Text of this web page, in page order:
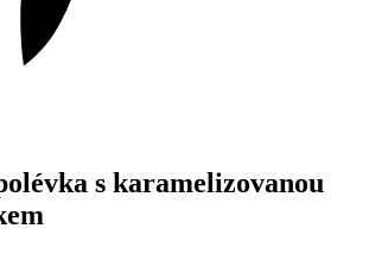
s karamelizovanou